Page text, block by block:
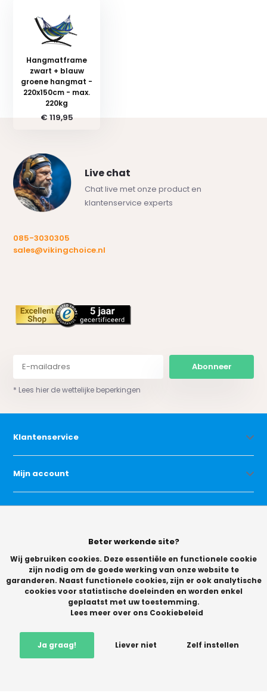
Hangmatframe
zwart + blauw
groene hangmat -
220x150cm - max.
220kg
€ 119,95
Live chat
Chat live met onze product en
klantenservice experts
085-3030305
sales@vikingchoice.nl
Abonneer
* Lees hier de wettelijke beperkingen
Klantenservice
Mijn account
Categorieën
Vikingchoice.nl - Scherpe prijzen! Ruime keuze9.2- Trusted
Beter werkende site?
Wij gebruiken cookies. Deze essentiële en functionele cookie
zijn nodig om de goede werking van onze website te
garanderen. Naast functionele cookies, zijn er ook analytische
cookies voor statistische doeleinden en worden enkel
geplaatst met uw toestemming.
Lees meer over ons Cookiebeleid
Ja graag! Liever niet Zelf instellen